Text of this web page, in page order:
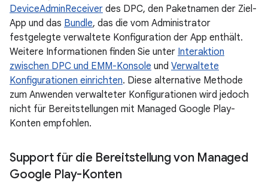
DeviceAdminReceiver des DPC, den Paketnamen der Ziel-
App und das Bundle, das die vom Administrator
festgelegte verwaltete Konfiguration der App enthält.
Weitere Informationen finden Sie unter Interaktion
zwischen DPC und EMM-Konsole und Verwaltete
Konfigurationen einrichten. Diese alternative Methode
zum Anwenden verwalteter Konfigurationen wird jedoch
nicht für Bereitstellungen mit Managed Google Play-
Konten empfohlen.
Support für die Bereitstellung von Managed
Google Play-Konten